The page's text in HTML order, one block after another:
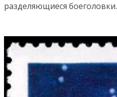
разделяющиеся боеголовки.